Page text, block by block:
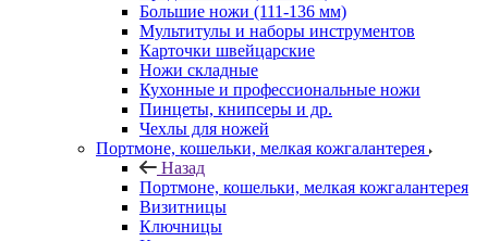
Большие ножи (111-136 мм)
Мультитулы и наборы инструментов
Карточки швейцарские
Ножи складные
Кухонные и профессиональные ножи
Пинцеты, книпсеры и др.
Чехлы для ножей
Портмоне, кошельки, мелкая кожгалантерея
Назад
Портмоне, кошельки, мелкая кожгалантерея
Визитницы
Ключницы